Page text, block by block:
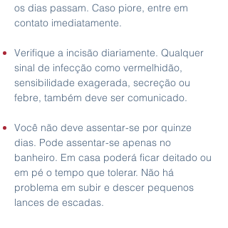
os dias passam. Caso piore, entre em
contato imediatamente.
Verifique a incisão diariamente. Qualquer
sinal de infecção como vermelhidão,
sensibilidade exagerada, secreção ou
febre, também deve ser comunicado.
Você não deve assentar-se por quinze
dias. Pode assentar-se apenas no
banheiro. Em casa poderá ficar deitado ou
em pé o tempo que tolerar. Não há
problema em subir e descer pequenos
lances de escadas.